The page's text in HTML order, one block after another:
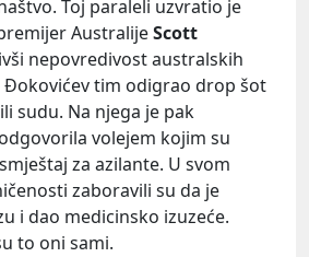
Toj paraleli uzvratio je
AustralijeScott
nepovredivost australskih
Đokovićev tim odigrao drop šot
sudu. Na njega je pak
volejem kojim su
za azilante. U svom
zaboravili su da je
i dao medicinsko izuzeće.
to oni sami.